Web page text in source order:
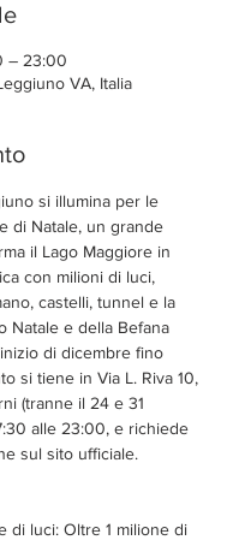
– 23:00
VA, Italia
si illumina per le
di Natale, un grande
il Lago Maggiore in
con milioni di luci,
castelli, tunnel e la
Natale e della Befana
di dicembre fino
si tiene in Via L. Riva 10,
(tranne il 24 e 31
alle 23:00, e richiede
sul sito ufficiale.
di luci: Oltre 1 milione di